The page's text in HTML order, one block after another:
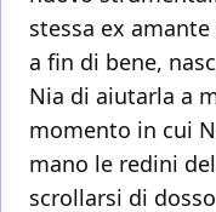
stessa ex
a fin di bene,
Nia di aiutarla a
momento in cui
mano le redini
scrollarsi di